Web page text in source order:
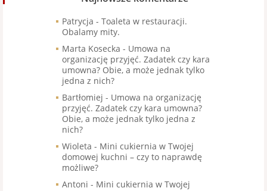
Patrycja - Toaleta w restauracji.
Obalamy mity.
Marta Kosecka - Umowa na
organizację przyjęć. Zadatek czy kara
umowna? Obie, a może jednak tylko
jedna z nich?
Bartłomiej - Umowa na organizację
przyjęć. Zadatek czy kara umowna?
Obie, a może jednak tylko jedna z
nich?
Wioleta - Mini cukiernia w Twojej
domowej kuchni – czy to naprawdę
możliwe?
Antoni - Mini cukiernia w Twojej